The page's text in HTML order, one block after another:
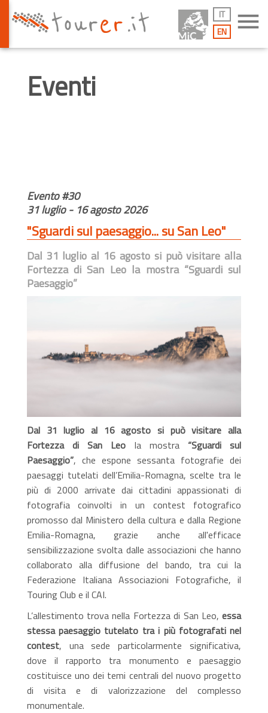
menu
IT
EN
Eventi
Evento #30
31 luglio - 16 agosto 2026
"Sguardi sul paesaggio... su San Leo"
Dal 31 luglio al 16 agosto si può visitare alla
Fortezza di San Leo la mostra “Sguardi sul
Paesaggio”
Dal 31 luglio al 16 agosto si può visitare alla
Fortezza di San Leo la mostra“Sguardi sul
Paesaggio”, che espone sessanta fotografie dei
paesaggi tutelati dell’Emilia-Romagna, scelte tra le
più di 2000 arrivate dai cittadini appassionati di
fotografia coinvolti in un contest fotografico
promosso dal Ministero della cultura e dalla Regione
Emilia-Romagna, grazie anche all'efficace
sensibilizzazione svolta dalle associazioni che hanno
collaborato alla diffusione del bando, tra cui la
Federazione Italiana Associazioni Fotografiche, il
Touring Club e il CAI.
L’allestimento trova nella Fortezza di San Leo,essa
stessa paesaggio tutelato tra i più fotografati nel
contest, una sede particolarmente significativa,
dove il rapporto tra monumento e paesaggio
costituisce uno dei temi centrali del nuovo progetto
di visita e di valorizzazione del complesso
monumentale.